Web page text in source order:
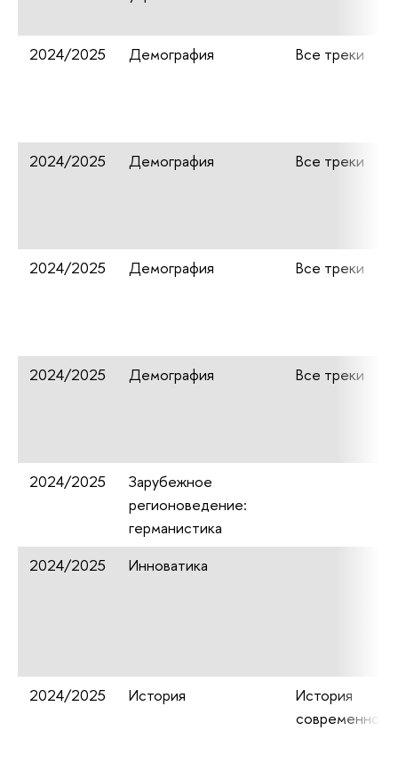
2024/2025 Демография Все треки
2024/2025 Демография Все треки
2024/2025 Демография Все треки
2024/2025 Демография Все треки
2024/2025
Зарубежное
регионоведение:
германистика
2024/2025
Инноватика
2024/2025 История
История
современного